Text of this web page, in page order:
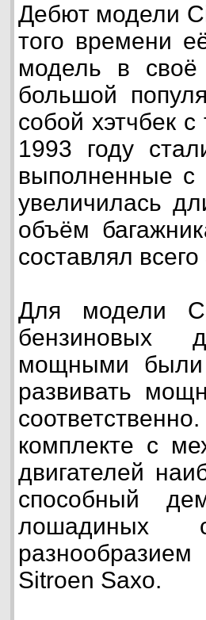
Дебют модели
того времени
модель в своё
большой
собой хэтчбек
1993 году
выполненные с
увеличилась
объём
составлял
Для модели
бензиновых
мощными были
развивать
комплекте с
двигателей
способный
Sitroen Saxo.